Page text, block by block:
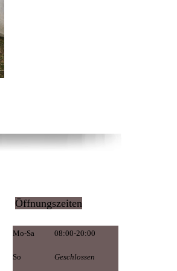
Öffnungszeiten
Mo-Sa 08:00-20:00
So Geschlossen